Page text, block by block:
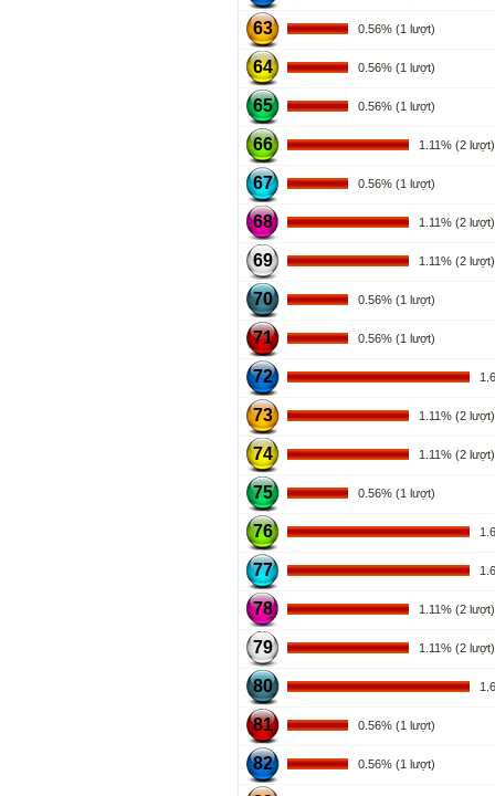
63 0.56% (1 lượt)
64 0.56% (1 lượt)
65 0.56% (1 lượt)
66 1.11% (2 lượt)
67 0.56% (1 lượt)
68 1.11% (2 lượt)
69 1.11% (2 lượt)
70 0.56% (1 lượt)
71 0.56% (1 lượt)
72
73 1.11% (2 lượt)
74 1.11% (2 lượt)
75 0.56% (1 lượt)
76
77
78 1.11% (2 lượt)
79 1.11% (2 lượt)
80
81 0.56% (1 lượt)
82 0.56% (1 lượt)